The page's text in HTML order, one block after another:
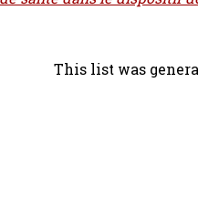
This list was